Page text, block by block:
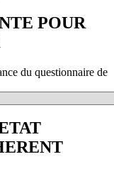
POUR
du questionnaire de